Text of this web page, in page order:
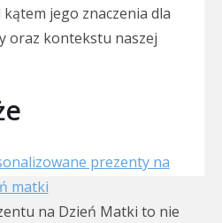
jego znaczenia dla
oraz kontekstu naszej
prezenty na
matki
na Dzień Matki to nie